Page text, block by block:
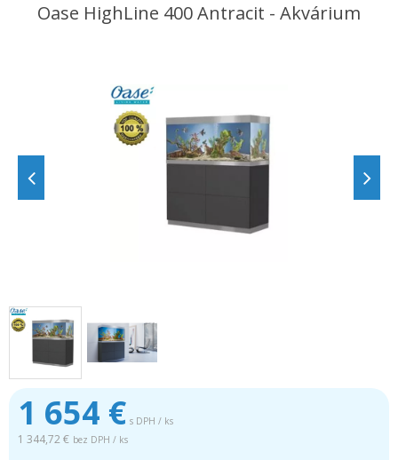
Oase HighLine 400 Antracit - Akvárium
1 654 € s DPH / ks
1 344,72 € bez DPH / ks